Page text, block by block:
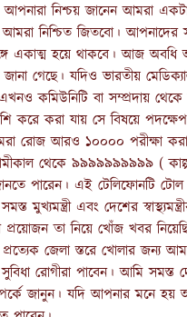
আপনারা নিশ্চয় জানেন আমরা
নিশ্চিত জিতবো। আপনাদের
একাত্ম হয়ে থাকবে। আজ
জানা গেছে। যদিও ভারতীয়
কমিউনিটি বা সম্প্রদায়
করে করা যায় সে বিষয়ে পদক্ষেপ
রোজ আরও ১০০০০ পরীক্ষা করানোর
থেকে ৯৯৯৯৯৯৯৯৯৯ (
পারেন। এই টেলিফোনটি
মুখ্যমন্ত্রী এবং দেশের
প্রয়োজন তা নিয়ে খোঁজ খবর
জেলা স্তরে খোলার জন্য
রোগীরা পাবেন। আমি
জানুন। যদি আপনার মনে